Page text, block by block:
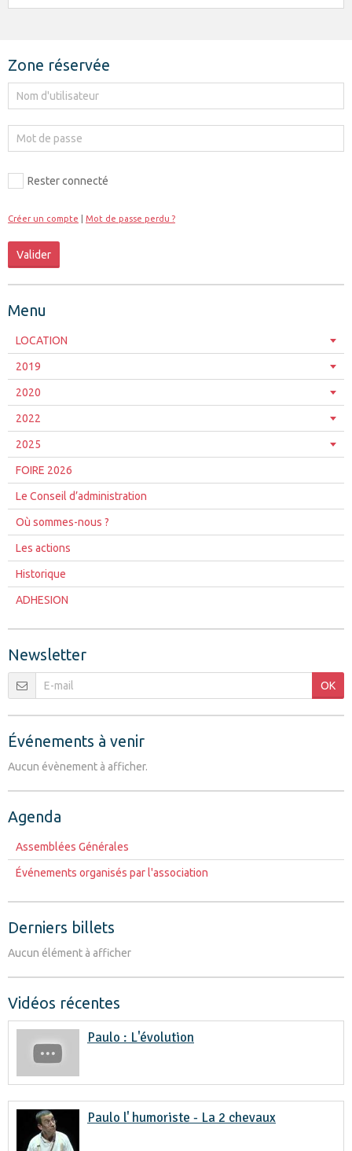
Zone réservée
Rester connecté
Créer un compte Mot de passe perdu ?
Valider
Menu
LOCATION
2019
2020
2022
2025
FOIRE 2026
Le Conseil d’administration
Où sommes-nous ?
Les actions
Historique
ADHESION
Newsletter
OK
Événements à venir
Aucun évènement à afficher.
Agenda
Assemblées Générales
Événements organisés par l'association
Derniers billets
Aucun élément à afficher
Vidéos récentes
Paulo : L'évolution
Paulo l' humoriste - La 2 chevaux